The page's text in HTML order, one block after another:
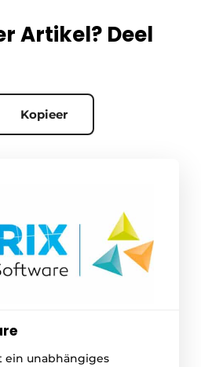
Artikel? Deel
Kopieer
ein unabhängiges